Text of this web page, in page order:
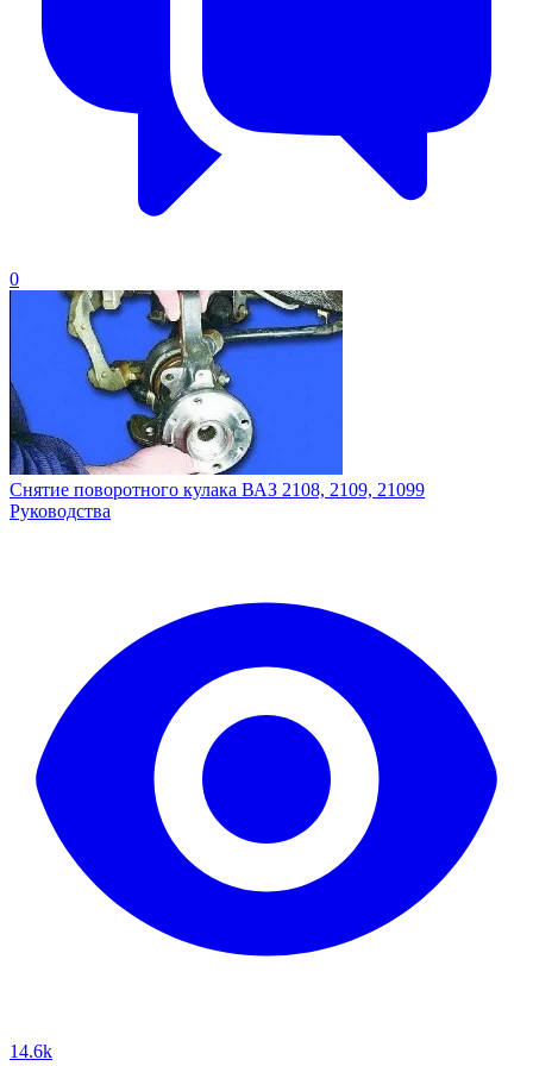
0
Снятие поворотного кулака ВАЗ 2108, 2109, 21099
Руководства
14.6k